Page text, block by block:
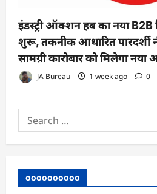
इंडस्ट्री ऑक्शन हब का नया B2B
शुरू, तकनीक आधारित पारदर्शी
सामग्री कारोबार को मिलेगा नया
JA Bureau 1 week ago 0
Search
for:
oooooooooo